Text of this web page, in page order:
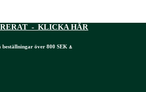
- KLICKA HÄR
över 800 SEK ⍋